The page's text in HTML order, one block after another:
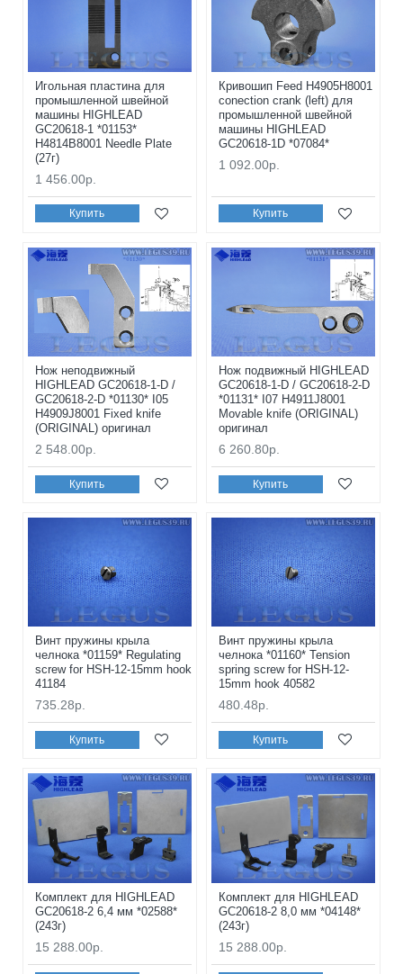
Игольная пластина для
промышленной швейной
машины HIGHLEAD
GC20618-1 *01153*
H4814B8001 Needle Plate
(27г)
1 456.00р.
Купить
Кривошип Feed H4905H8001
conection crank (left) для
промышленной швейной
машины HIGHLEAD
GC20618-1D *07084*
1 092.00р.
Купить
Нож неподвижный
HIGHLEAD GC20618-1-D /
GC20618-2-D *01130* I05
H4909J8001 Fixed knife
(ORIGINAL) оригинал
2 548.00р.
Купить
Нож подвижный HIGHLEAD
GC20618-1-D / GC20618-2-D
*01131* I07 H4911J8001
Movable knife (ORIGINAL)
оригинал
6 260.80р.
Купить
Винт пружины крыла
челнока *01159* Regulating
screw for HSH-12-15mm hook
41184
735.28р.
Купить
Винт пружины крыла
челнока *01160* Tension
spring screw for HSH-12-
15mm hook 40582
480.48р.
Купить
Комплект для HIGHLEAD
GC20618-2 6,4 мм *02588*
(243г)
15 288.00р.
Комплект для HIGHLEAD
GC20618-2 8,0 мм *04148*
(243г)
15 288.00р.